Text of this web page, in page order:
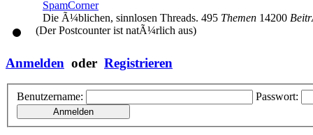
SpamCorner
Die Ã¼blichen, sinnlosen Threads.
(Der Postcounter ist natÃ¼rlich aus)
495 Themen 14200
Anmelden oder Registrieren
Benutzername: Passwort: